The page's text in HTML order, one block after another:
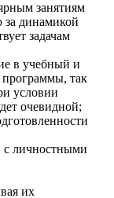
занятиям
за динамикой
задачам
в учебный и
программы, так
условии
очевидной;
с личностными
их